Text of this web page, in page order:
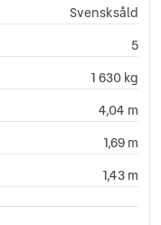
Svensksåld
5
1 630 kg
4,04 m
1,69 m
1,43 m